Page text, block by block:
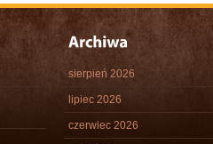
sierpień 2026
lipiec 2026
czerwiec 2026